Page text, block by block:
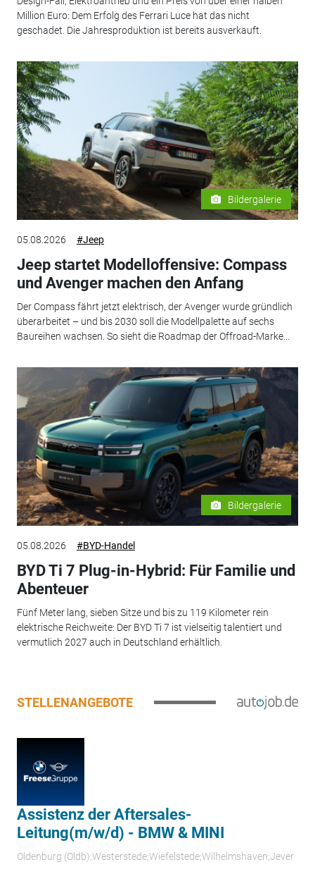
Million Euro: Dem Erfolg des Ferrari Luce hat das nicht
geschadet. Die Jahresproduktion ist bereits ausverkauft.
Bildergalerie
05.08.2026 #Jeep
Jeep startet Modelloffensive: Compass
und Avenger machen den Anfang
Der Compass fährt jetzt elektrisch, der Avenger wurde gründlich
überarbeitet – und bis 2030 soll die Modellpalette auf sechs
Baureihen wachsen. So sieht die Roadmap der Offroad-Marke...
Bildergalerie
05.08.2026 #BYD-Handel
BYD Ti 7 Plug-in-Hybrid: Für Familie und
Abenteuer
Fünf Meter lang, sieben Sitze und bis zu 119 Kilometer rein
elektrische Reichweite: Der BYD Ti 7 ist vielseitig talentiert und
vermutlich 2027 auch in Deutschland erhältlich.
STELLENANGEBOTE
Assistenz der Aftersales-
Leitung(m/w/d) - BMW & MINI
Oldenburg (Oldb);Westerstede;Wiefelstede;Wilhelmshaven;Jever